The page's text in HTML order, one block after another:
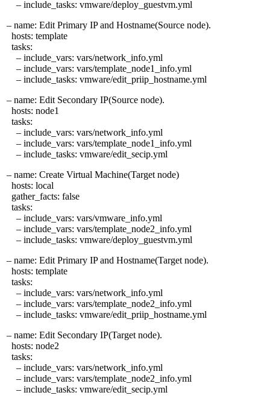
– include_tasks: vmware/deploy_guestvm.yml
– name: Edit Primary IP and Hostname(Source node).
hosts: template
tasks:
– include_vars: vars/network_info.yml
– include_vars: vars/template_node1_info.yml
– include_tasks: vmware/edit_priip_hostname.yml
– name: Edit Secondary IP(Source node).
hosts: node1
tasks:
– include_vars: vars/network_info.yml
– include_vars: vars/template_node1_info.yml
– include_tasks: vmware/edit_secip.yml
– name: Create Virtual Machine(Target node)
hosts: local
gather_facts: false
tasks:
– include_vars: vars/vmware_info.yml
– include_vars: vars/template_node2_info.yml
– include_tasks: vmware/deploy_guestvm.yml
– name: Edit Primary IP and Hostname(Target node).
hosts: template
tasks:
– include_vars: vars/network_info.yml
– include_vars: vars/template_node2_info.yml
– include_tasks: vmware/edit_priip_hostname.yml
– name: Edit Secondary IP(Target node).
hosts: node2
tasks:
– include_vars: vars/network_info.yml
– include_vars: vars/template_node2_info.yml
– include_tasks: vmware/edit_secip.yml